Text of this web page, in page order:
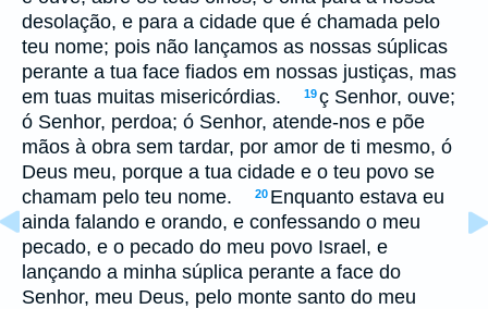
desolação, e para a cidade que é chamada pelo
teu nome; pois não lançamos as nossas súplicas
perante a tua face fiados em nossas justiças, mas
em tuas muitas misericórdias.
19ç Senhor, ouve;
ó Senhor, perdoa; ó Senhor, atende-nos e põe
mãos à obra sem tardar, por amor de ti mesmo, ó
Deus meu, porque a tua cidade e o teu povo se
chamam pelo teu nome.
20 Enquanto estava eu
ainda falando e orando, e confessando o meu
pecado, e o pecado do meu povo Israel, e
lançando a minha súplica perante a face do
Senhor, meu Deus, pelo monte santo do meu